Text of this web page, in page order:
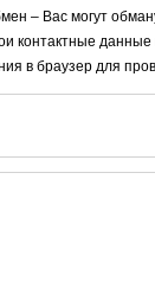
– Вас могут
контактные
в браузер для